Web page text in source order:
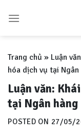
Trang chủ » Luận
hóa dịch vụ tại Ngân
Luận văn:
tại Ngân hàng
POSTED ON 27/05/